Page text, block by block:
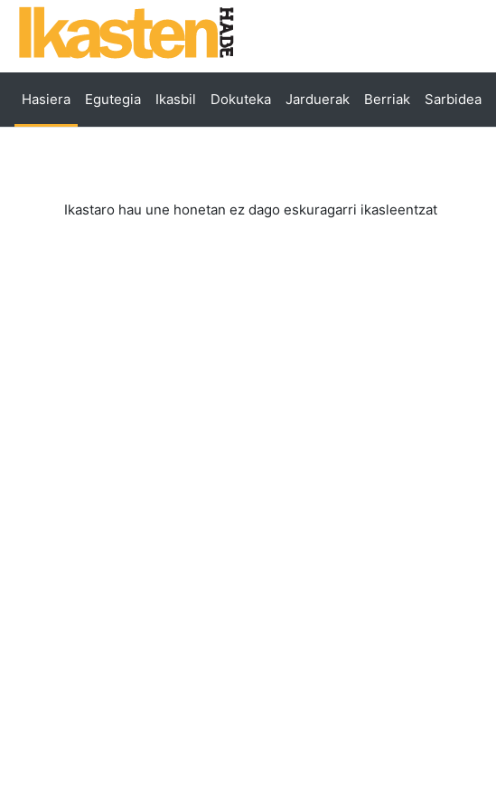
Joan eduki nagusira zuzenean
Hasiera Egutegia Ikasbil Dokuteka Jarduerak Berriak Sarbidea
Ikastaro hau une honetan ez dago eskuragarri ikasleentzat